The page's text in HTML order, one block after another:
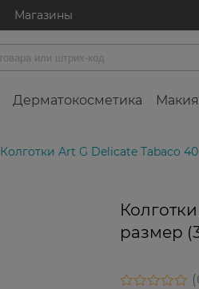
Магазины
Дерматокосметика
Колготки Art G Delicate Tabaco
размер